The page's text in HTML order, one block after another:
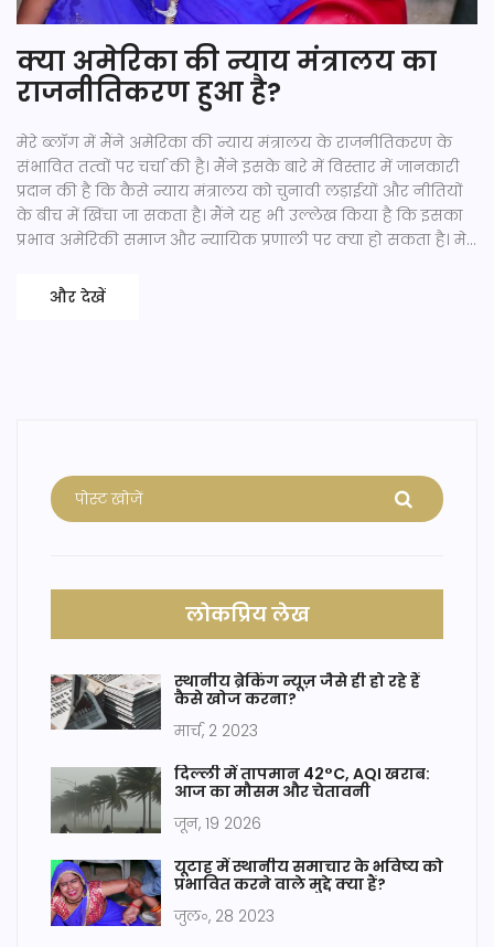
क्या अमेरिका की न्याय मंत्रालय का
राजनीतिकरण हुआ है?
मेरे ब्लॉग में मैंने अमेरिका की न्याय मंत्रालय के राजनीतिकरण के
संभावित तत्वों पर चर्चा की है। मैंने इसके बारे में विस्तार में जानकारी
प्रदान की है कि कैसे न्याय मंत्रालय को चुनावी लड़ाईयों और नीतियों
के बीच में खिंचा जा सकता है। मैंने यह भी उल्लेख किया है कि इसका
प्रभाव अमेरिकी समाज और न्यायिक प्रणाली पर क्या हो सकता है। मेरे
और देखें
लोकप्रिय लेख
स्थानीय ब्रेकिंग न्यूज़ जैसे ही हो रहे हैं
कैसे खोज करना?
मार्च, 2 2023
दिल्ली में तापमान 42°C, AQI खराब:
आज का मौसम और चेतावनी
जून, 19 2026
यूटाह में स्थानीय समाचार के भविष्य को
प्रभावित करने वाले मुद्दे क्या हैं?
जुल॰, 28 2023